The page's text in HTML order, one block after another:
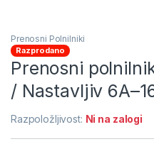
Prenosni Polnilniki
Razprodano
Prenosni
/ Nastavljiv
Razpoložljivost: Ni na zalogi